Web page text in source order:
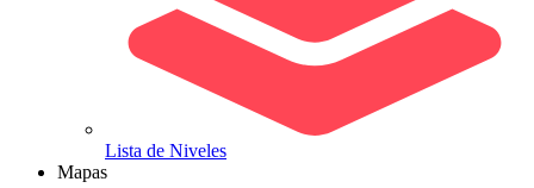
Lista de Niveles
Mapas